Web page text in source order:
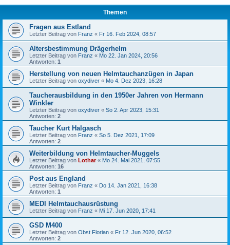
Themen
Fragen aus Estland
Letzter Beitrag von Franz « Fr 16. Feb 2024, 08:57
Altersbestimmung Drägerhelm
Letzter Beitrag von Franz « Mo 22. Jan 2024, 20:56
Antworten: 1
Herstellung von neuen Helmtauchanzügen in Japan
Letzter Beitrag von oxydiver « Mo 4. Dez 2023, 16:28
Taucherausbildung in den 1950er Jahren von Hermann
Winkler
Letzter Beitrag von oxydiver « So 2. Apr 2023, 15:31
Antworten: 2
Taucher Kurt Halgasch
Letzter Beitrag von Franz « So 5. Dez 2021, 17:09
Antworten: 2
Weiterbildung von Helmtaucher-Muggels
Letzter Beitrag von Lothar« Mo 24. Mai 2021, 07:55
Antworten: 16
Post aus England
Letzter Beitrag von Franz « Do 14. Jan 2021, 16:38
Antworten: 1
MEDI Helmtauchausrüstung
Letzter Beitrag von Franz « Mi 17. Jun 2020, 17:41
GSD M400
Letzter Beitrag von Obst Florian « Fr 12. Jun 2020, 06:52
Antworten: 2